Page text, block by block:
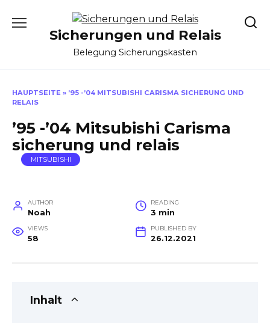
Sicherungen und Relais
Belegung Sicherungskasten
HAUPTSEITE » ’95 -’04 MITSUBISHI CARISMA SICHERUNG UND
RELAIS
’95 -’04 Mitsubishi Carisma
sicherung und relais
MITSUBISHI
AUTHOR
Noah
READING
3 min
VIEWS
58
PUBLISHED BY
26.12.2021
Inhalt